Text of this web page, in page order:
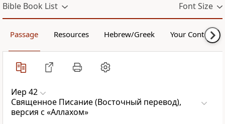
Bible Book List Font Size
Passage Resources Hebrew/Greek Your Content
Иер 42
Священное Писание (Восточный перевод),
версия с «Аллахом»